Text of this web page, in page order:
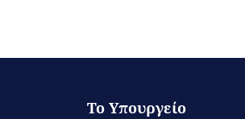
Το Υπουργείο